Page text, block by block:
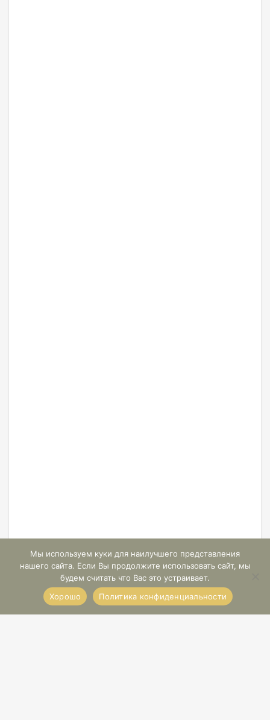
Мы используем куки для наилучшего представления
нашего сайта. Если Вы продолжите использовать сайт, мы
будем считать что Вас это устраивает.
Хорошо
Политика конфиденциальности